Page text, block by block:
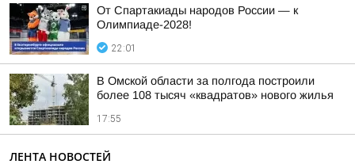
От Спартакиады народов России — к
Олимпиаде-2028!
22:01
В Омской области за полгода построили
более 108 тысяч «квадратов» нового жилья
17:55
ЛЕНТА НОВОСТЕЙ